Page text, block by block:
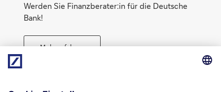
Werden Sie Finanzberater:in für die Deutsche
Bank!
Mehr erfahren